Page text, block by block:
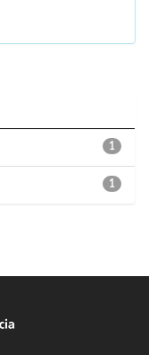
1
1